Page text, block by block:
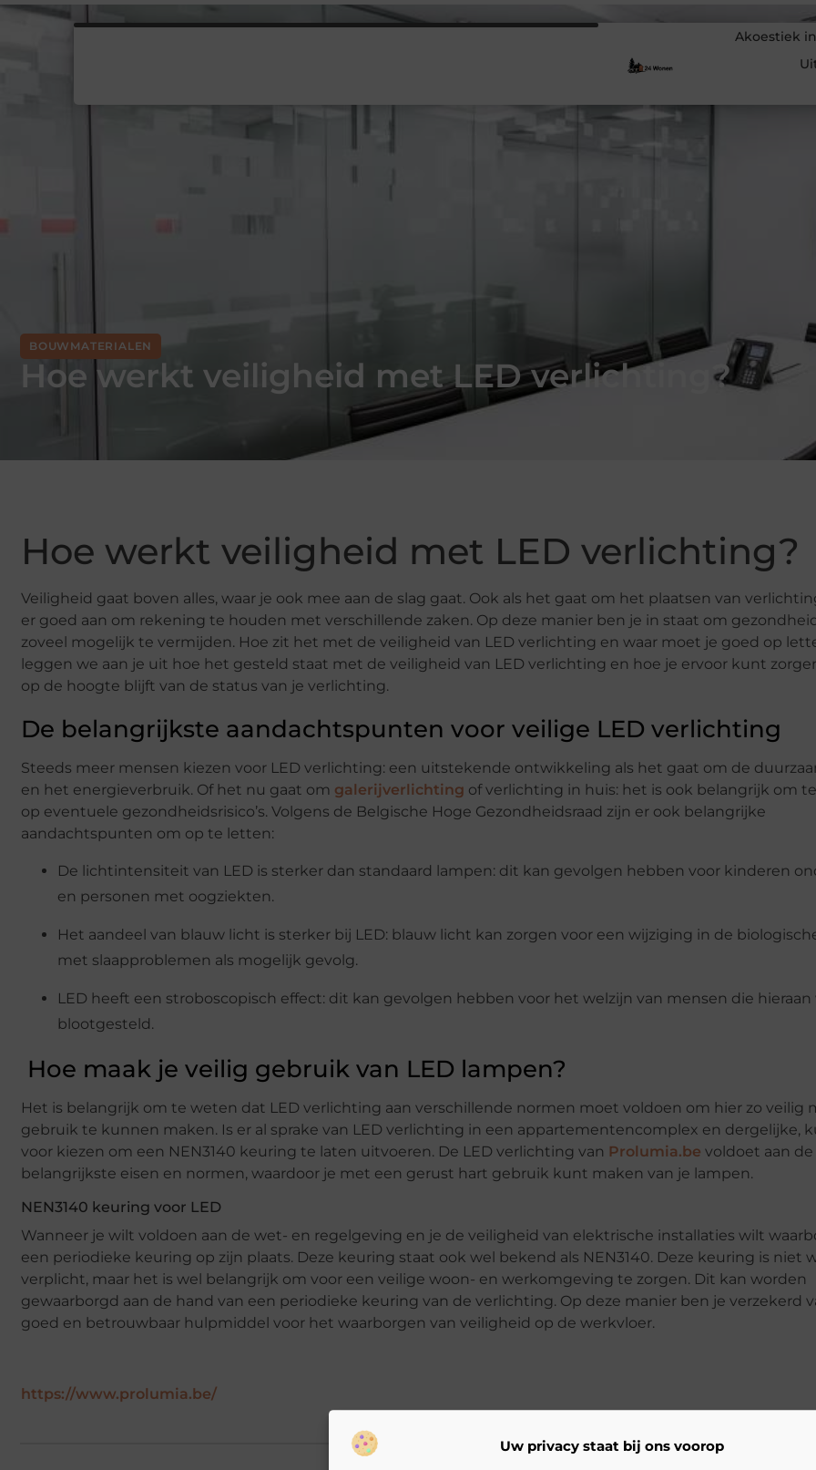
Uw privacy staat bij ons voorop
Akoestiek
BOUWMATERIALEN
Hoe werkt veiligheid met LED verlichting?
Hoe werkt veiligheid met LED verlichting?
Veiligheid gaat boven alles, waar je ook mee aan de slag gaat. Ook als het gaat om het plaatsen van
er goed aan om rekening te houden met verschillende zaken. Op deze manier ben je in staat om
zoveel mogelijk te vermijden. Hoe zit het met de veiligheid van LED verlichting en waar moet je goed op
leggen we aan je uit hoe het gesteld staat met de veiligheid van LED verlichting en hoe je ervoor kunt
op de hoogte blijft van de status van je verlichting.
De belangrijkste aandachtspunten voor veilige LED verlichting
Steeds meer mensen kiezen voor LED verlichting: een uitstekende ontwikkeling als het gaat om de
en het energieverbruik. Of het nu gaat om galerijverlichting of verlichting in huis: het is ook belangrijk om
op eventuele gezondheidsrisico’s. Volgens de Belgische Hoge Gezondheidsraad zijn er ook belangrijke
aandachtspunten om op te letten:
De lichtintensiteit van LED is sterker dan standaard lampen: dit kan gevolgen hebben voor kinderen
en personen met oogziekten.
Het aandeel van blauw licht is sterker bij LED: blauw licht kan zorgen voor een wijziging in de
met slaapproblemen als mogelijk gevolg.
LED heeft een stroboscopisch effect: dit kan gevolgen hebben voor het welzijn van mensen die hieraan
blootgesteld.
Hoe maak je veilig gebruik van LED lampen?
Het is belangrijk om te weten dat LED verlichting aan verschillende normen moet voldoen om hier zo veilig
gebruik te kunnen maken. Is er al sprake van LED verlichting in een appartementencomplex en dergelijke,
voor kiezen om een NEN3140 keuring te laten uitvoeren. De LED verlichting van Prolumia.be voldoet aan de
belangrijkste eisen en normen, waardoor je met een gerust hart gebruik kunt maken van je lampen.
NEN3140 keuring voor LED
Wanneer je wilt voldoen aan de wet- en regelgeving en je de veiligheid van elektrische installaties wilt
een periodieke keuring op zijn plaats. Deze keuring staat ook wel bekend als NEN3140. Deze keuring is niet
verplicht, maar het is wel belangrijk om voor een veilige woon- en werkomgeving te zorgen. Dit kan worden
gewaarborgd aan de hand van een periodieke keuring van de verlichting. Op deze manier ben je verzekerd
goed en betrouwbaar hulpmiddel voor het waarborgen van veiligheid op de werkvloer.
https://www.prolumia.be/